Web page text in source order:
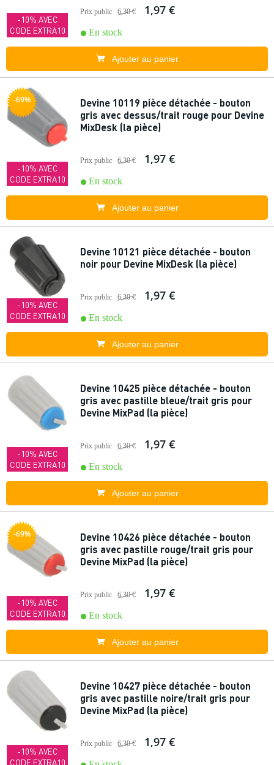
-10% AVEC
CODE EXTRA10
Prix public 6,30 € 1,97 €
En stock
Ajouter au panier
-69%
-10% AVEC
CODE EXTRA10
Devine 10119 pièce détachée - bouton
gris avec dessus/trait rouge pour Devine
MixDesk (la pièce)
Prix public 6,30 € 1,97 €
En stock
Ajouter au panier
-10% AVEC
CODE EXTRA10
Devine 10121 pièce détachée - bouton
noir pour Devine MixDesk (la pièce)
Prix public 6,30 € 1,97 €
En stock
Ajouter au panier
-10% AVEC
CODE EXTRA10
Devine 10425 pièce détachée - bouton
gris avec pastille bleue/trait gris pour
Devine MixPad (la pièce)
Prix public 6,30 € 1,97 €
En stock
Ajouter au panier
-69%
-10% AVEC
CODE EXTRA10
Devine 10426 pièce détachée - bouton
gris avec pastille rouge/trait gris pour
Devine MixPad (la pièce)
Prix public 6,30 € 1,97 €
En stock
Ajouter au panier
-10% AVEC
CODE EXTRA10
Devine 10427 pièce détachée - bouton
gris avec pastille noire/trait gris pour
Devine MixPad (la pièce)
Prix public 6,30 € 1,97 €